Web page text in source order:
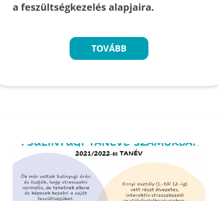
a feszültségkezelés alapjaira.
TOVÁBB